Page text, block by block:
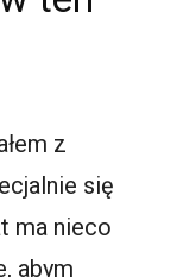
z
się
ma nieco
abym